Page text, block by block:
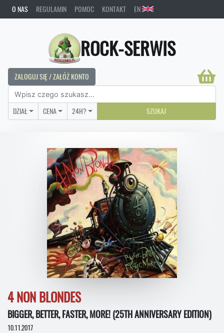
O NAS REGULAMIN POMOC KONTAKT EN
ROCK-SERWIS
ZALOGUJ SIĘ / ZAŁÓŻ KONTO
DZIAŁ CENA 24H? SZUKAJ
4 NON BLONDES
BIGGER, BETTER, FASTER, MORE! (25TH ANNIVERSARY EDITION)
10.11.2017